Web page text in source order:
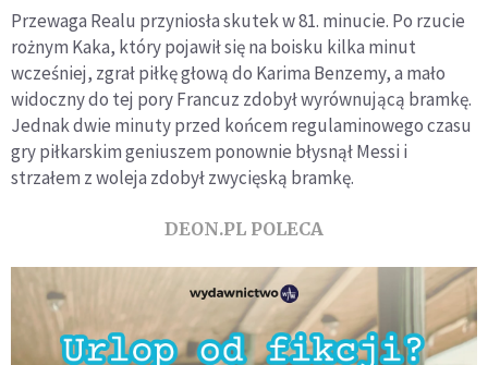
Przewaga Realu przyniosła skutek w 81. minucie. Po rzucie
rożnym Kaka, który pojawił się na boisku kilka minut
wcześniej, zgrał piłkę głową do Karima Benzemy, a mało
widoczny do tej pory Francuz zdobył wyrównującą bramkę.
Jednak dwie minuty przed końcem regulaminowego czasu
gry piłkarskim geniuszem ponownie błysnął Messi i
strzałem z woleja zdobył zwycięską bramkę.
DEON.PL POLECA